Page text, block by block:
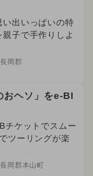
い出いっぱいの特
親子で手作りしよ
岡郡
おヘソ」をe-BI
チケットでスムー
ツーリングが楽
岡郡本山町